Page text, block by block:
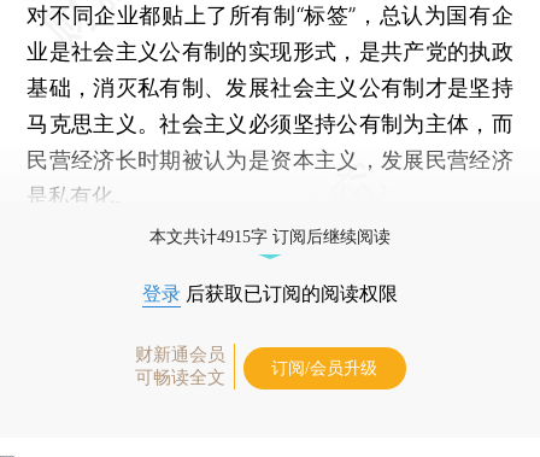
对不同企业都贴上了所有制“标签”，总认为国有企
业是社会主义公有制的实现形式，是共产党的执政
基础，消灭私有制、发展社会主义公有制才是坚持
马克思主义。社会主义必须坚持公有制为主体，而
民营经济长时期被认为是资本主义，发展民营经济
是私有化。
本文共计4915字 订阅后继续阅读
登录 后获取已订阅的阅读权限
财新通会员
可畅读全文
订阅/会员升级